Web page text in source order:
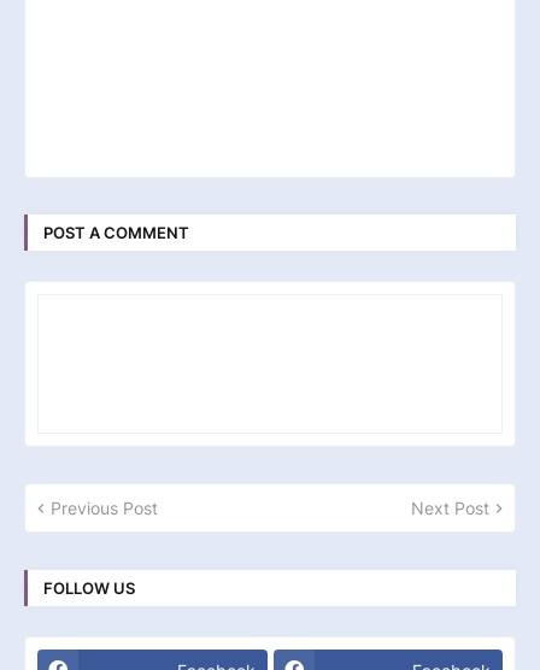
POST A COMMENT
Previous Post Next Post
FOLLOW US